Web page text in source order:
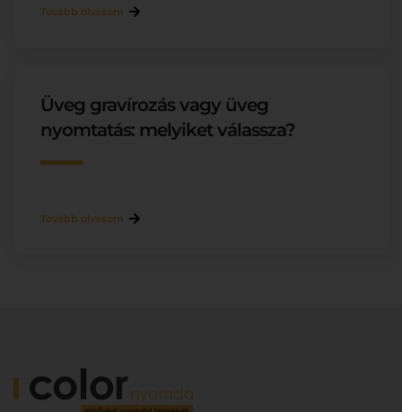
Tovább olvasom
Üveg gravírozás vagy üveg
nyomtatás: melyiket válassza?
Tovább olvasom